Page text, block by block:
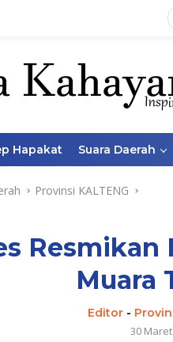
Hapakat Suara Daerah
Provinsi KALTENG
Resmikan
Muara
Editor -
30 Maret